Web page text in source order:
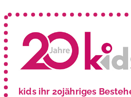
kids ihr 20jähriges